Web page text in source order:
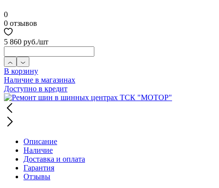
0
0 отзывов
5 860 руб./шт
В корзину
Наличие в магазинах
Доступно в кредит
Описание
Наличие
Доставка и оплата
Гарантия
Отзывы